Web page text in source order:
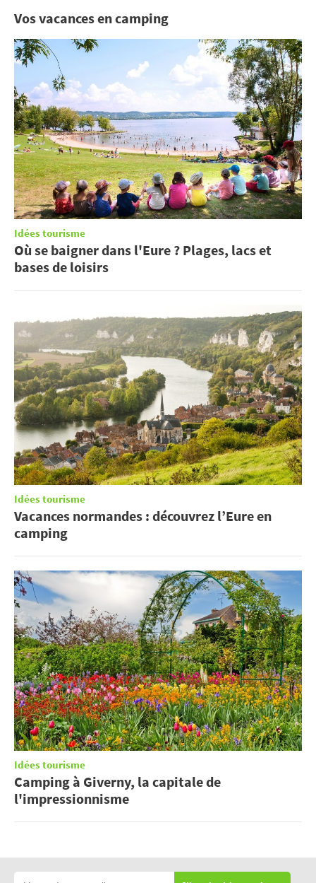
Vos vacances en camping
Idées tourisme
Où se baigner dans l'Eure ? Plages, lacs et
bases de loisirs
Idées tourisme
Vacances normandes : découvrez l’Eure en
camping
Idées tourisme
Camping à Giverny, la capitale de
l'impressionnisme